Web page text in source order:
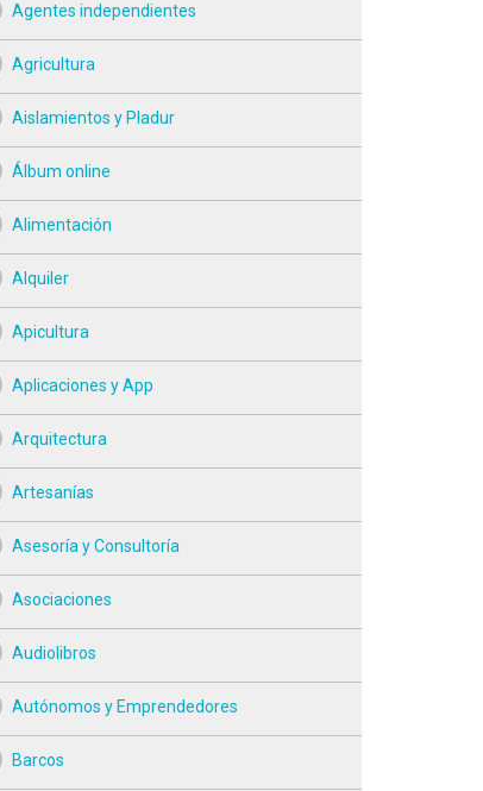
Agentes independientes
Agricultura
Aislamientos y Pladur
Álbum online
Alimentación
Alquiler
Apicultura
Aplicaciones y App
Arquitectura
Artesanías
Asesoría y Consultoría
Asociaciones
Audiolibros
Autónomos y Emprendedores
Barcos